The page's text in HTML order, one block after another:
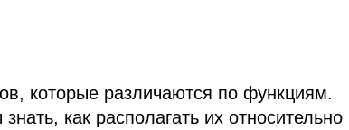
которые различаются по функциям.
как располагать их относительно